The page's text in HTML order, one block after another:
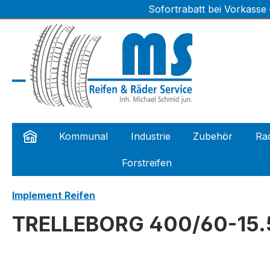
Zur Hauptnavigation springenSofortrabatt bei
Kommunal Industrie Zubehör
Forstreifen
Implement Reifen
TRELLEBORG 400/60-